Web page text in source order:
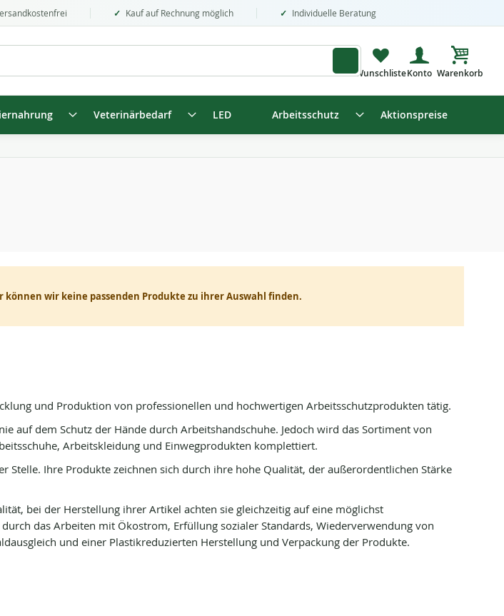
Kauf auf Rechnung möglich Individuelle Beratung
Mein
Veterinärbedarf LED Arbeitsschutz Aktionspreise
können wir keine passenden Produkte zu ihrer Auswahl finden.
und Produktion von professionellen und hochwertigen Arbeitsschutzprodukten tätig.
auf dem Schutz der Hände durch Arbeitshandschuhe. Jedoch wird das Sortiment von
Arbeitskleidung und Einwegprodukten komplettiert.
Stelle. Ihre Produkte zeichnen sich durch ihre hohe Qualität, der außerordentlichen Stärke
bei der Herstellung ihrer Artikel achten sie gleichzeitig auf eine möglichst
das Arbeiten mit Ökostrom, Erfüllung sozialer Standards, Wiederverwendung von
und einer Plastikreduzierten Herstellung und Verpackung der Produkte.